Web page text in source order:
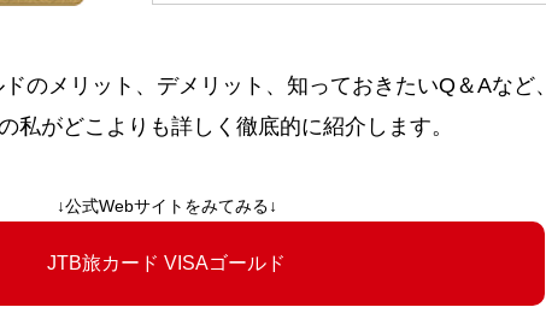
のメリット、デメリット、知っておきたいQ＆Aなど、
私がどこよりも詳しく徹底的に紹介します。
↓公式Webサイトをみてみる↓
JTB旅カード VISAゴールド